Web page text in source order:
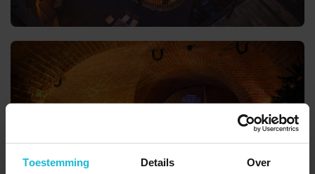
Toestemming Details Over